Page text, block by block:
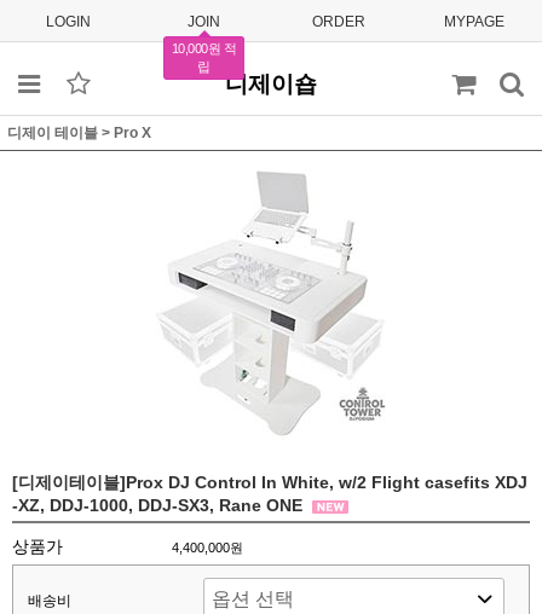
LOGIN JOIN
10,000원 적
립
ORDER MYPAGE
디제이숍
디제이 테이블 > Pro X
[디제이테이블]Prox DJ Control In White, w/2 Flight casefits XDJ
-XZ, DDJ-1000, DDJ-SX3, Rane ONE
상품가 4,400,000원
배송비